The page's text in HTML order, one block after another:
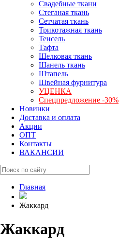
Свадебные ткани
Стеганая ткань
Сетчатая ткань
Трикотажная ткань
Тенсель
Тафта
Шелковая ткань
Шанель ткань
Штапель
Швейная фурнитура
УЦЕНКА
Спецпредложение -30%
Новинки
Доставка и оплата
Акции
ОПТ
Контакты
ВАКАНСИИ
Главная
Жаккард
Жаккард